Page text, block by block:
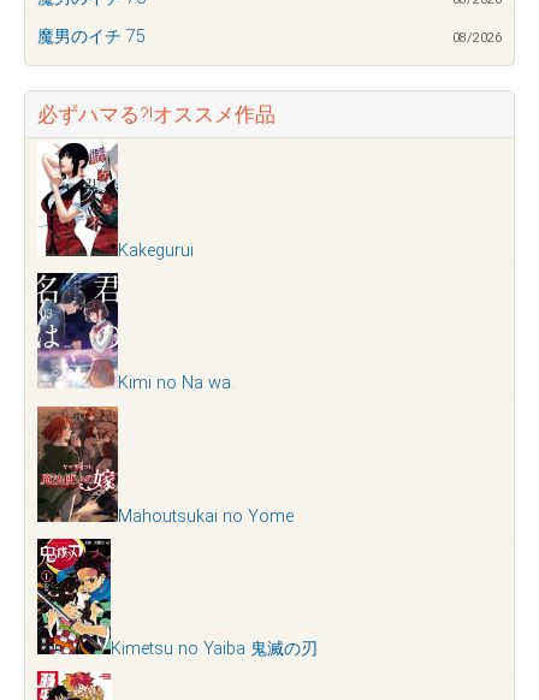
魔男のイチ 75 08/2026
必ずハマる?!オススメ作品
Kakegurui
Kimi no Na wa.
Mahoutsukai no Yome
Kimetsu no Yaiba 鬼滅の刃